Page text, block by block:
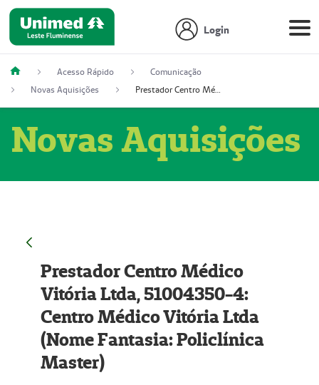
Login
Acesso Rápido
Comunicação
Novas Aquisições
Prestador Centro Médico Vitória Ltda, 51004350-4: Centro Médico Vitória Ltda (Nome Fantasia: Policlínica Master)
Novas Aquisições
Prestador Centro Médico
Vitória Ltda, 51004350-4:
Centro Médico Vitória Ltda
(Nome Fantasia: Policlínica
Master)